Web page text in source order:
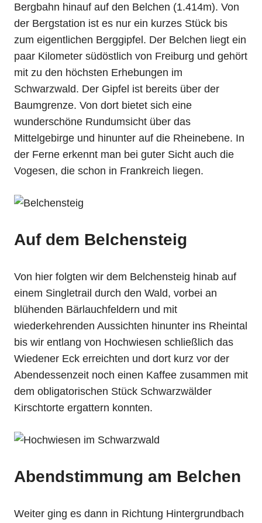
Bergbahn hinauf auf den Belchen (1.414m). Von
der Bergstation ist es nur ein kurzes Stück bis
zum eigentlichen Berggipfel. Der Belchen liegt ein
paar Kilometer südöstlich von Freiburg und gehört
mit zu den höchsten Erhebungen im
Schwarzwald. Der Gipfel ist bereits über der
Baumgrenze. Von dort bietet sich eine
wunderschöne Rundumsicht über das
Mittelgebirge und hinunter auf die Rheinebene. In
der Ferne erkennt man bei guter Sicht auch die
Vogesen, die schon in Frankreich liegen.
Auf dem Belchensteig
Von hier folgten wir dem Belchensteig hinab auf
einem Singletrail durch den Wald, vorbei an
blühenden Bärlauchfeldern und mit
wiederkehrenden Aussichten hinunter ins Rheintal
bis wir entlang von Hochwiesen schließlich das
Wiedener Eck erreichten und dort kurz vor der
Abendessenzeit noch einen Kaffee zusammen mit
dem obligatorischen Stück Schwarzwälder
Kirschtorte ergattern konnten.
Abendstimmung am Belchen
Weiter ging es dann in Richtung Hintergrundbach